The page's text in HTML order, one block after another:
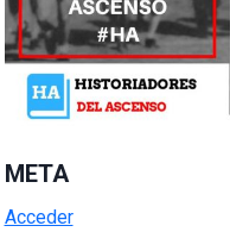
META
Acceder